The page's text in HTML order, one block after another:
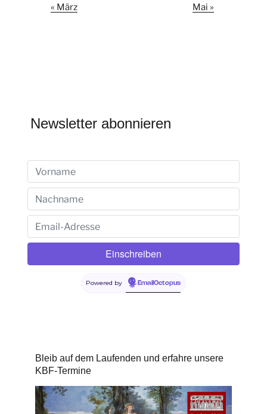
« März Mai »
Newsletter abonnieren
Powered by EmailOctopus
Bleib auf dem Laufenden und erfahre unsere
KBF-Termine